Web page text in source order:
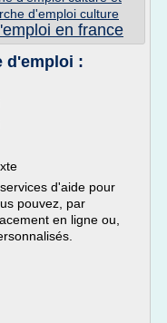
d'emploi culture
en france
d'emploi :
d'aide pour
pouvez, par
en ligne ou,